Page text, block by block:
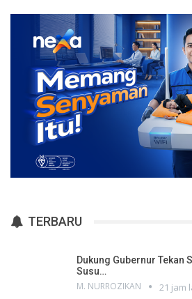
TERBARU
Dukung Gubernur Tekan
Susu…
M. NURROZIKAN 21 jam